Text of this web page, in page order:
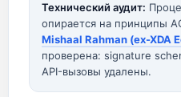
Технический аудит:
опирается на принципы
Mishaal Rahman (ex-XDA
проверена: signature
API-вызовы удалены.